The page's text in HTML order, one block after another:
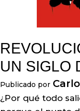
UN SIGLO
Publicado por
¿Por qué todo